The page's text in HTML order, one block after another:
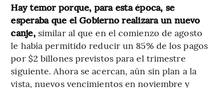
Hay temor porque, para esta época, se
esperaba que el Gobierno realizara un nuevo
canje,similar al que en el comienzo de agosto
le había permitido reducir un 85% de los pagos
por $2 billones previstos para el trimestre
siguiente. Ahora se acercan, aún sin plan a la
vista, nuevos vencimientos en noviembre y